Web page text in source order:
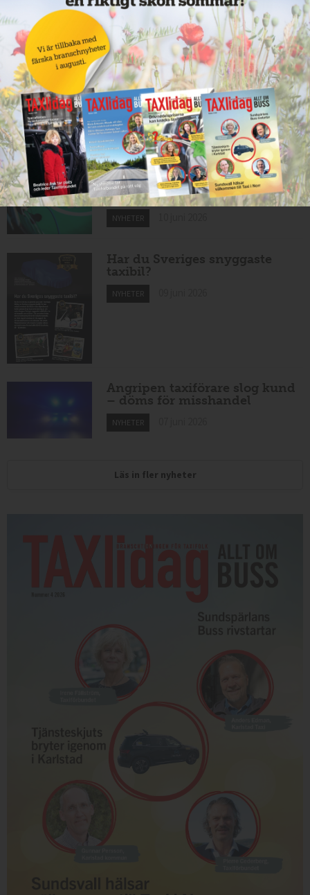
Taxibommar fick inte avsedd
effekt vid Lund C
NYHETER 10 juni 2026
Nytt taxibolag i Borlänge
NYHETER 10 juni 2026
Mexikansk elbil för 80 000
kronor ny på marknaden
NYHETER
Har du Sveriges snyggaste
taxibil?
NYHETER
Angripen taxiförare slog kund
– döms för misshandel
NYHETER
Läs in fler nyheter